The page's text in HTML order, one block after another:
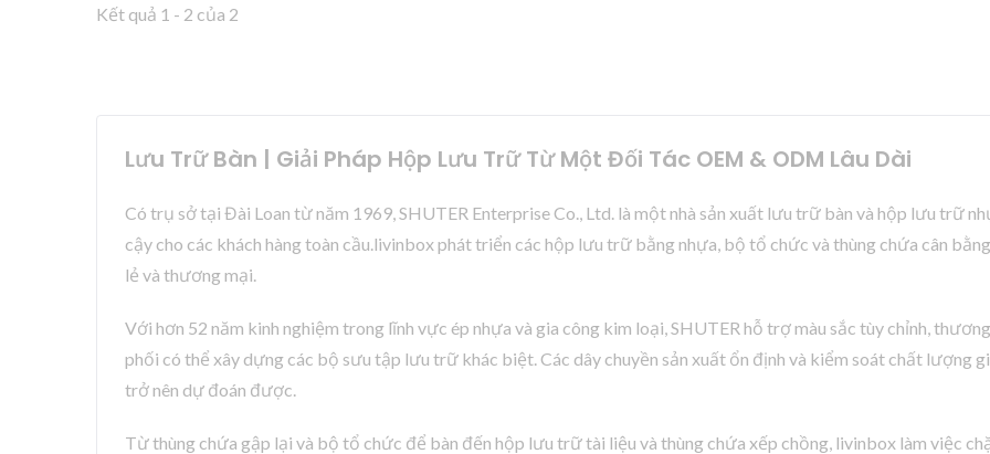
Kết quả 1 - 2 của 2
Lưu Trữ Bàn | Giải Pháp Hộp Lưu Trữ Từ Một Đối Tác OEM & ODM Lâu Dài
Có trụ sở tại Đài Loan từ năm 1969, SHUTER Enterprise Co., Ltd. là một nhà sản xuất lưu trữ bàn và hộp lưu trữ
cậy cho các khách hàng toàn cầu.livinbox phát triển các hộp lưu trữ bằng nhựa, bộ tổ chức và thùng chứa cân
lẻ và thương mại.
Với hơn 52 năm kinh nghiệm trong lĩnh vực ép nhựa và gia công kim loại, SHUTER hỗ trợ màu sắc tùy chỉnh,
phối có thể xây dựng các bộ sưu tập lưu trữ khác biệt. Các dây chuyền sản xuất ổn định và kiểm soát chất lượng
trở nên dự đoán được.
Từ thùng chứa gập lại và bộ tổ chức để bàn đến hộp lưu trữ tài liệu và thùng chứa xếp chồng, livinbox làm việc